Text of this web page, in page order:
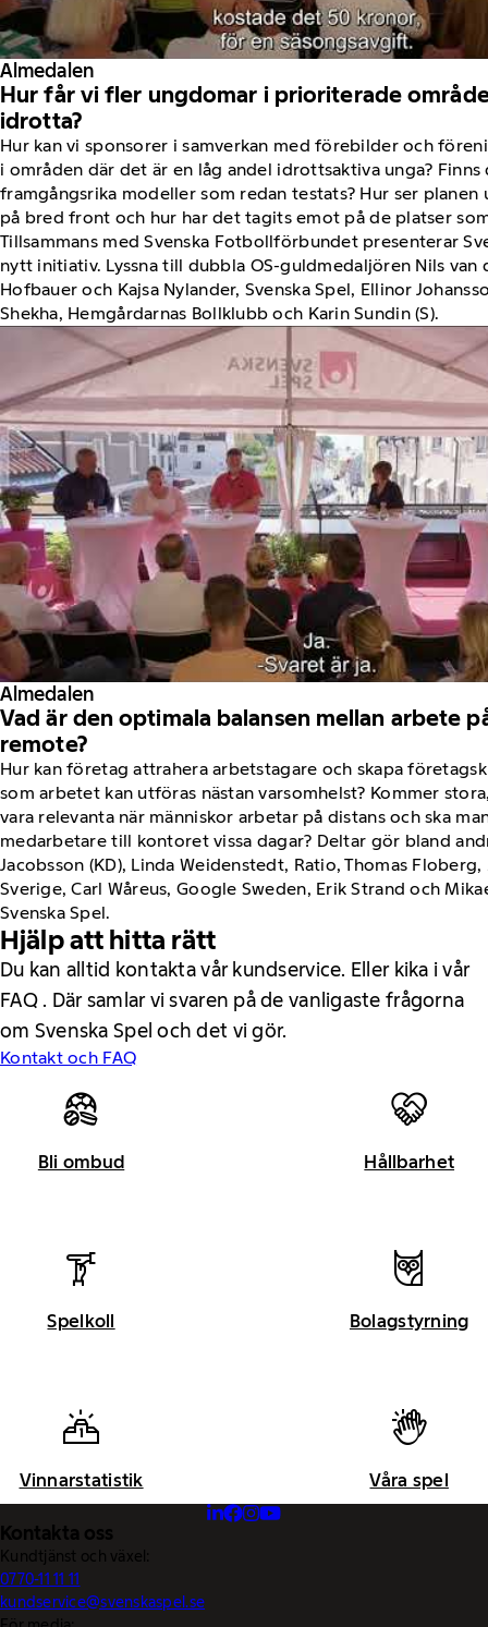
Almedalen
Hur får vi fler ungdomar i prioriterade
idrotta?
Hur kan vi sponsorer i samverkan med förebilder och
i områden där det är en låg andel idrottsaktiva unga? Finns
framgångsrika modeller som redan testats? Hur ser
på bred front och hur har det tagits emot på de platser
Tillsammans med Svenska Fotbollförbundet presenterar
nytt initiativ. Lyssna till dubbla OS-guldmedaljören Nils van
Hofbauer och Kajsa Nylander, Svenska Spel, Ellinor
Shekha, Hemgårdarnas Bollklubb och Karin Sundin (S).
Almedalen
Vad är den optimala balansen mellan arbete
remote?
Hur kan företag attrahera arbetstagare och skapa
som arbetet kan utföras nästan varsomhelst? Kommer
vara relevanta när människor arbetar på distans och ska
medarbetare till kontoret vissa dagar? Deltar gör bland
Jacobsson (KD), Linda Weidenstedt, Ratio, Thomas
Sverige, Carl Wåreus, Google Sweden, Erik Strand och
Svenska Spel.
Hjälp att hitta rätt
Du kan alltid kontakta vår kundservice. Eller kika i vår
FAQ . Där samlar vi svaren på de vanligaste frågorna
om Svenska Spel och det vi gör.
Kontakt och FAQ
Bli ombud Hållbarhet
Spelkoll Bolagstyrning
Vinnarstatistik Våra spel
Kontakta oss
Kundtjänst och växel:
0770-11 11 11
kundservice@svenskaspel.se